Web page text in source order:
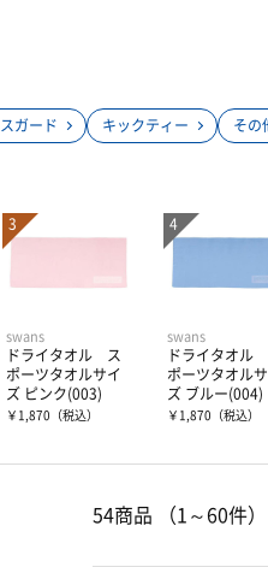
ガード キックティー その
swans
ドライタオル ス
ポーツタオルサイ
ズ ピンク(003)
￥1,870 （税込）
swans
ドライタオル
ポーツタオル
ズ ブルー(004)
￥1,870 （税込）
54商品 （1～60件）